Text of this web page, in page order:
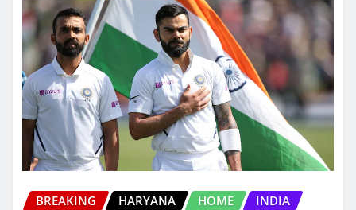
BREAKING HARYANA HOME
INDIA